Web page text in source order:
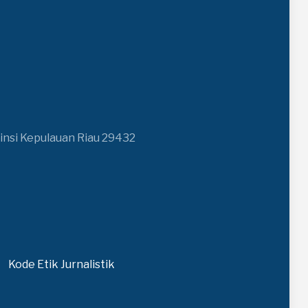
Kepulauan Riau 29432
Kode Etik Jurnalistik